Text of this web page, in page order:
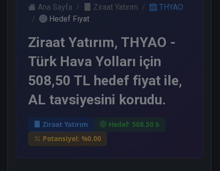
Ana Sayfa Ziraat Yatırım
THYAO
Hedef Fiyat
Ziraat Yatırım, THYAO -
Türk Hava Yolları için
508,50 TL hedef fiyat ile,
AL tavsiyesini korudu.
Ziraat Yatırım
Hedef: 508.50 ₺
Potansiyel: %0.00